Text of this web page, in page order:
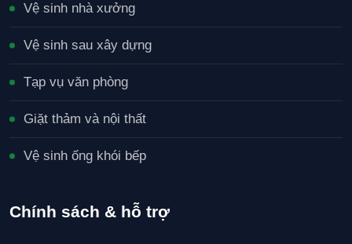
Vệ sinh nhà xưởng
Vệ sinh sau xây dựng
Tạp vụ văn phòng
Giặt thảm và nội thất
Vệ sinh ống khói bếp
Chính sách & hỗ trợ